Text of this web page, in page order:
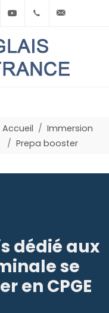
PodcastYoutube
Accueil
Immersion
Prepa booster
dédié aux
se
en CPGE